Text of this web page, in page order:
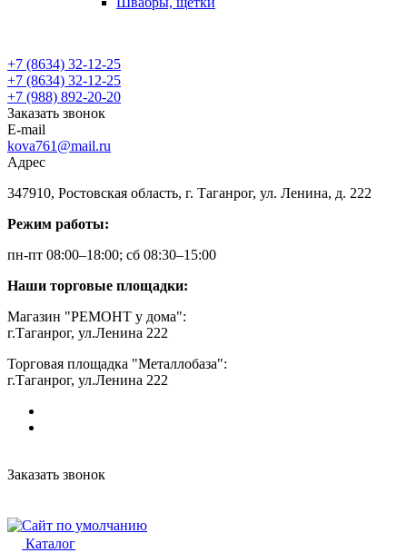
+7 (8634) 32-12-25
+7 (8634) 32-12-25
+7 (988) 892-20-20
Заказать звонок
E-mail
kova761@mail.ru
Адрес
347910, Ростовская область, г. Таганрог, ул. Ленина, д. 222
Режим работы:
пн-пт 08:00–18:00; сб 08:30–15:00
Наши торговые площадки:
Магазин "РЕМОНТ у дома":
г.Таганрог, ул.Ленина 222
Торговая площадка "Металлобаза":
г.Таганрог, ул.Ленина 222
Заказать звонок
Каталог